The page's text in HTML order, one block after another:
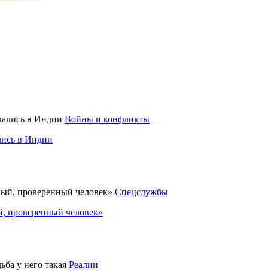
Войны и конфликты
в Индии
Спецслужбы
проверенный человек»
Реалии